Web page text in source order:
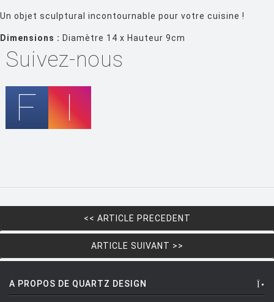
FIAM
FLOS
FLYTE
FRITZ HANSEN
GLAS ITALIA
HAY
HÖFATS
Un objet sculptural incontournable pour votre cuisine !
Dimensions : Diamètre 14 x Hauteur 9cm
Suivez-nous
<< ARTICLE PRECEDENT
ARTICLE SUIVANT >>
A PROPOS DE QUARTZ DESIGN